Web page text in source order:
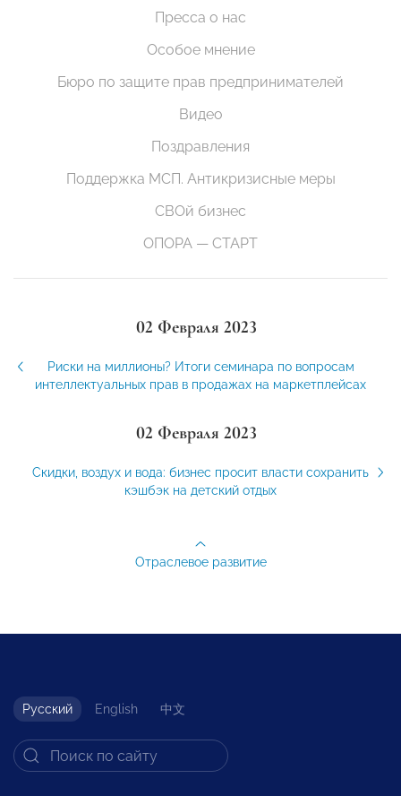
Пресса о нас
Особое мнение
Бюро по защите прав предпринимателей
Видео
Поздравления
Поддержка МСП. Антикризисные меры
СВОй бизнес
ОПОРА — СТАРТ
02 Февраля 2023
Риски на миллионы? Итоги семинара по вопросам
интеллектуальных прав в продажах на маркетплейсах
02 Февраля 2023
Скидки, воздух и вода: бизнес просит власти сохранить
кэшбэк на детский отдых
Отраслевое развитие
Русский English 中文